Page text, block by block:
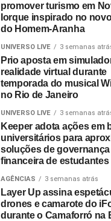
promover turismo em
Iorque inspirado no
do Homem-Aranha
UNIVERSO LIVE 3 semanas
Prio aposta em
realidade virtual durante
temporada do musical
no Rio de Janeiro
UNIVERSO LIVE 3 semanas
Keeper adota ações em
universitários para
soluções de governança
financeira de estudantes
AGÊNCIAS 3 semanas atrás
Layer Up assina
drones e camarote do
durante o Camaforró na